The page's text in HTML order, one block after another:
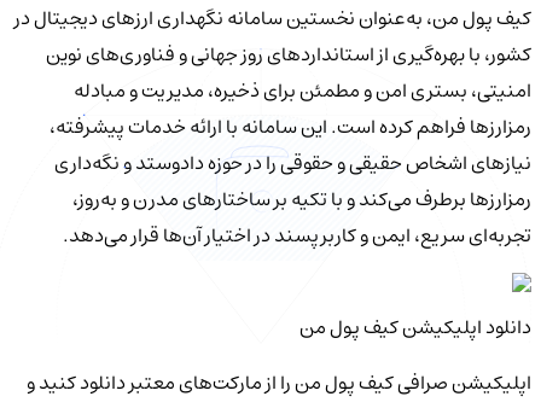
کیف‌ پول من، به‌عنوان نخستین سامانه نگهداری ارزهای دیجیتال در
کشور، با بهره‌گیری از استانداردهای روز جهانی و فناوری‌های نوین
امنیتی، بستری امن و مطمئن برای ذخیره، مدیریت و مبادله
رمزارزها فراهم کرده است. این سامانه با ارائه خدمات پیشرفته،
نیازهای اشخاص حقیقی و حقوقی را در حوزه دادوستد و نگه‌داری
رمزارزها برطرف می‌کند و با تکیه بر ساختارهای مدرن و به‌روز،
تجربه‌ای سریع، ایمن و کاربرپسند در اختیار آن‌ها قرار می‌دهد.
دانلود اپلیکیشن کیف‌ پول من
اپلیکیشن صرافی کیف پول من را از مارکت‌های معتبر دانلود کنید و